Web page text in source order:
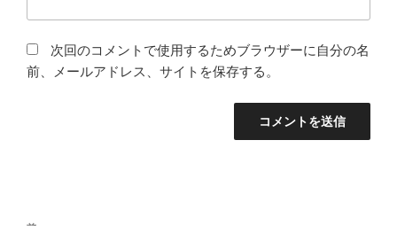
次回のコメントで使用するためブラウザーに自分の名
前、メールアドレス、サイトを保存する。
投